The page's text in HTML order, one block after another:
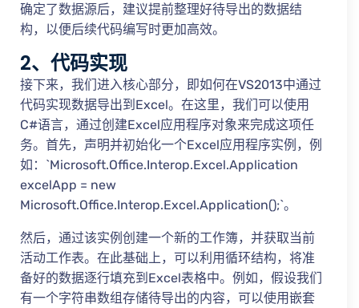
确定了数据源后，建议提前整理好待导出的数据结
构，以便后续代码编写时更加高效。
2、代码实现
接下来，我们进入核心部分，即如何在VS2013中通过
代码实现数据导出到Excel。在这里，我们可以使用
C#语言，通过创建Excel应用程序对象来完成这项任
务。首先，声明并初始化一个Excel应用程序实例，例
如：`Microsoft.Office.Interop.Excel.Application
excelApp = new
Microsoft.Office.Interop.Excel.Application();`。
然后，通过该实例创建一个新的工作簿，并获取当前
活动工作表。在此基础上，可以利用循环结构，将准
备好的数据逐行填充到Excel表格中。例如，假设我们
有一个字符串数组存储待导出的内容，可以使用嵌套